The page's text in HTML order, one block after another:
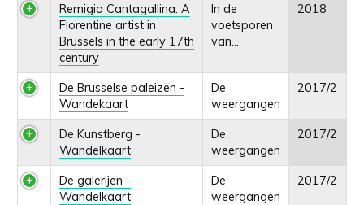
Remigio Cantagallina. A
Florentine artist in
Brussels in the early 17th
century
In de
voetsporen
van...
2018
De Brusselse paleizen -
Wandekaart
De
weergangen
2017/2
De Kunstberg -
Wandelkaart
De
weergangen
2017/2
De galerijen -
Wandelkaart
De
weergangen
2017/2